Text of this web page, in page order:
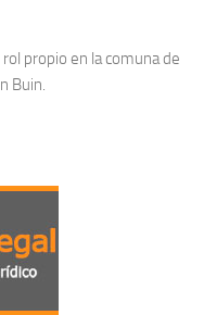
propio en la comuna de
Buin.